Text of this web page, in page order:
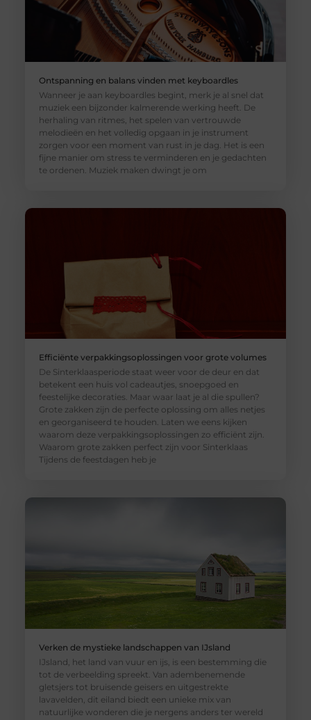
Ontspanning en balans vinden met keyboardles
Wanneer je aan keyboardles begint, merk je al snel dat
muziek een bijzonder kalmerende werking heeft. De
herhaling van ritmes, het spelen van vertrouwde
melodieën en het volledig opgaan in je instrument
zorgen voor een moment van rust in je dag. Het is een
fijne manier om stress te verminderen en je gedachten
te ordenen. Muziek maken dwingt je om
Efficiënte verpakkingsoplossingen voor grote volumes
De Sinterklaasperiode staat weer voor de deur en dat
betekent een huis vol cadeautjes, snoepgoed en
feestelijke decoraties. Maar waar laat je al die spullen?
Grote zakken zijn de perfecte oplossing om alles netjes
en georganiseerd te houden. Laten we eens kijken
waarom deze verpakkingsoplossingen zo efficiënt zijn.
Waarom grote zakken perfect zijn voor Sinterklaas
Tijdens de feestdagen heb je
Verken de mystieke landschappen van IJsland
IJsland, het land van vuur en ijs, is een bestemming die
tot de verbeelding spreekt. Van adembenemende
gletsjers tot bruisende geisers en uitgestrekte
lavavelden, dit eiland biedt een unieke mix van
natuurlijke wonderen die je nergens anders ter wereld